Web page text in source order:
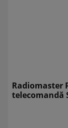
Radiomaster
telecomandă